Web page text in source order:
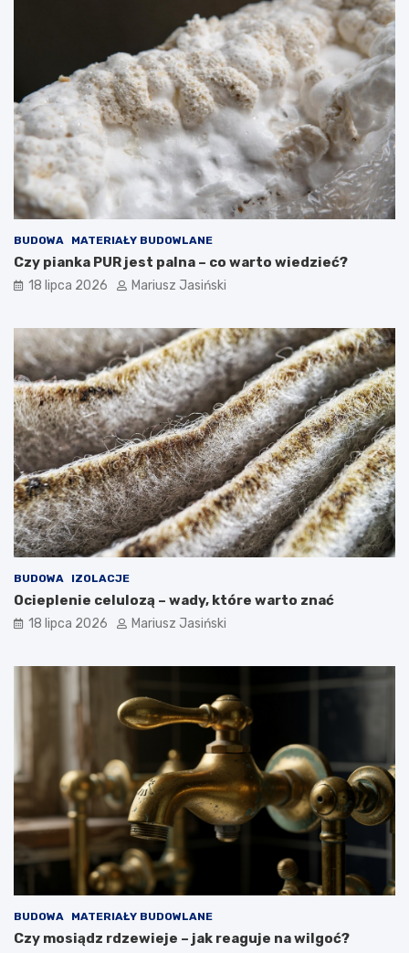
BUDOWA MATERIAŁY BUDOWLANE
Czy pianka PUR jest palna – co warto wiedzieć?
18 lipca 2026 Mariusz Jasiński
BUDOWA IZOLACJE
Ocieplenie celulozą – wady, które warto znać
18 lipca 2026 Mariusz Jasiński
BUDOWA MATERIAŁY BUDOWLANE
Czy mosiądz rdzewieje – jak reaguje na wilgoć?